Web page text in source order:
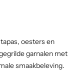
oesters en
garnalen met
smaakbeleving.